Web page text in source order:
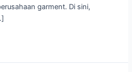
garment. Di sini,